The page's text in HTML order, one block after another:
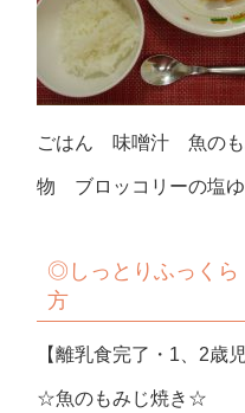
ごはん 味噌汁 魚のも
物 ブロッコリーの塩
◎しっとりふっくら
方
【離乳食完了・1、2歳
☆魚のもみじ焼き☆